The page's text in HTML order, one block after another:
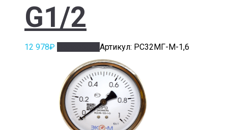
G1/2
12 978₽ Артикул: РС32МГ-М-1,6